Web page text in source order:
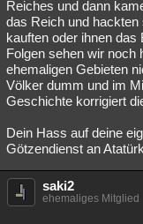
Reiches und dann
das Reich und
kauften oder ihnen
Folgen sehen wir noch
ehemaligen Gebieten
Völker dumm und im
Geschichte korrigiert
Dein Hass auf deine
Götzendienst an
saki2
ehemaliges Mitglied